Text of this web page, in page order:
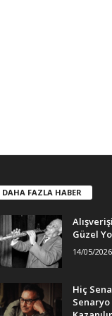
DAHA FAZLA HABER
Güzel
14/05/2026
Hiç
Senaryo